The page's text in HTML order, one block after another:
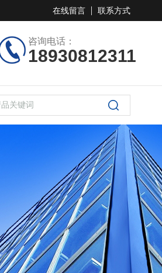
在线留言 联系方式
咨询电话：
18930812311